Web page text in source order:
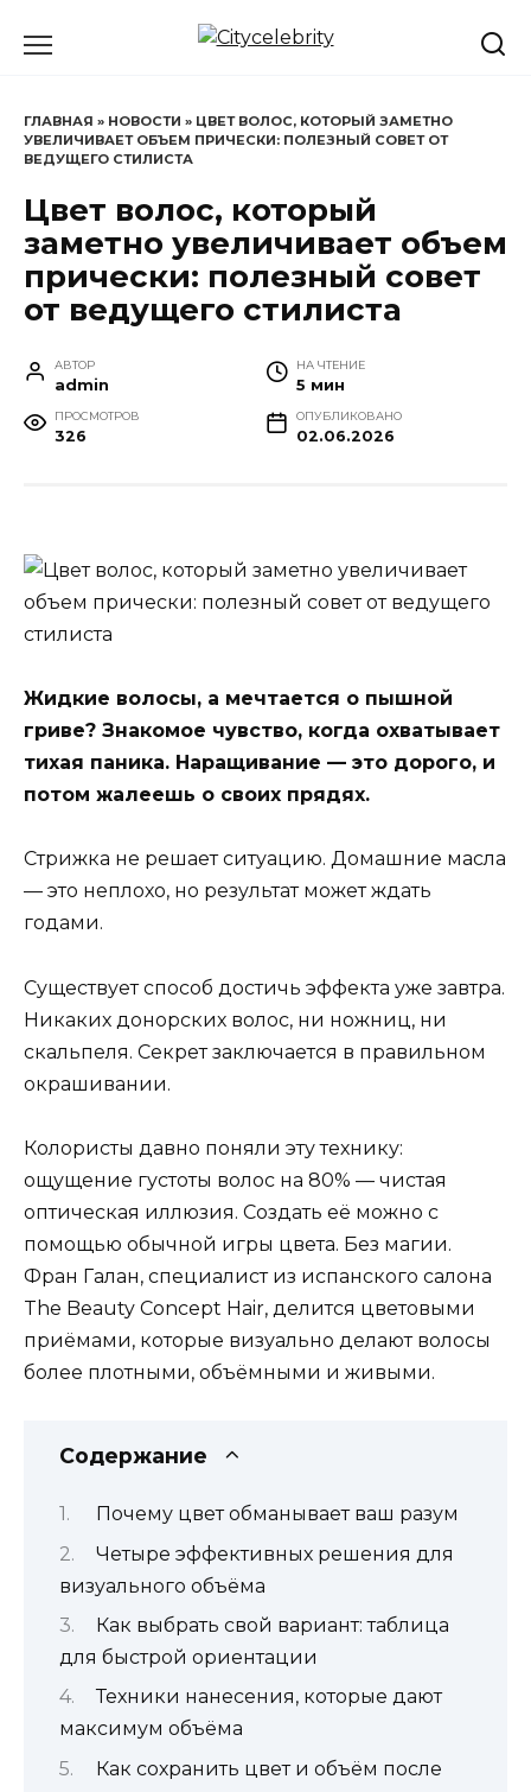
ГЛАВНАЯ » НОВОСТИ » ЦВЕТ ВОЛОС, КОТОРЫЙ ЗАМЕТНО
УВЕЛИЧИВАЕТ ОБЪЕМ ПРИЧЕСКИ: ПОЛЕЗНЫЙ СОВЕТ ОТ
ВЕДУЩЕГО СТИЛИСТА
Цвет волос, который
заметно увеличивает объем
прически: полезный совет
от ведущего стилиста
АВТОР
admin
НА ЧТЕНИЕ
5 мин
ПРОСМОТРОВ
326
ОПУБЛИКОВАНО
02.06.2026
Жидкие волосы, а мечтается о пышной
гриве? Знакомое чувство, когда охватывает
тихая паника. Наращивание — это дорого, и
потом жалеешь о своих прядях.
Стрижка не решает ситуацию. Домашние масла
— это неплохо, но результат может ждать
годами.
Существует способ достичь эффекта уже завтра.
Никаких донорских волос, ни ножниц, ни
скальпеля. Секрет заключается в правильном
окрашивании.
Колористы давно поняли эту технику:
ощущение густоты волос на 80% — чистая
оптическая иллюзия. Создать её можно с
помощью обычной игры цвета. Без магии.
Фран Галан, специалист из испанского салона
The Beauty Concept Hair, делится цветовыми
приёмами, которые визуально делают волосы
более плотными, объёмными и живыми.
Содержание
Почему цвет обманывает ваш разум
Четыре эффективных решения для
визуального объёма
Как выбрать свой вариант: таблица
для быстрой ориентации
Техники нанесения, которые дают
максимум объёма
Как сохранить цвет и объём после